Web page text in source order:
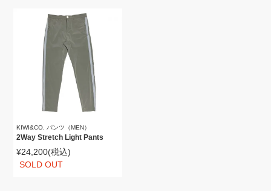
KIWI&CO. パンツ（MEN）
2Way Stretch Light Pants
¥24,200(税込)
SOLD OUT